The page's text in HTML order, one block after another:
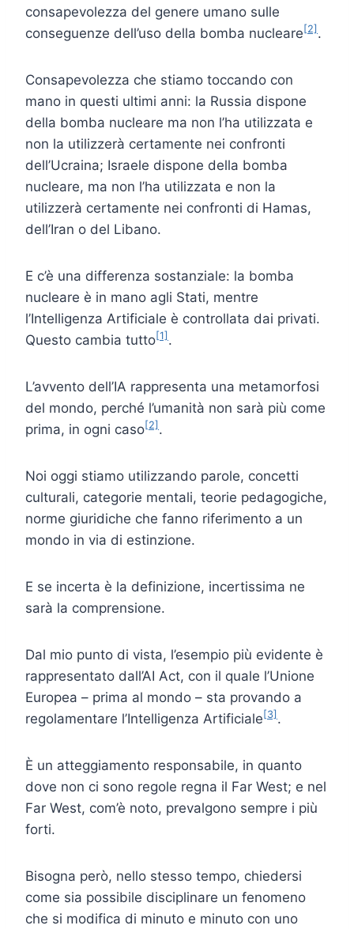
consapevolezza del genere umano sulle
conseguenze dell’uso della bomba nucleare [2] .
Consapevolezza che stiamo toccando con
mano in questi ultimi anni: la Russia dispone
della bomba nucleare ma non l’ha utilizzata e
non la utilizzerà certamente nei confronti
dell’Ucraina; Israele dispone della bomba
nucleare, ma non l’ha utilizzata e non la
utilizzerà certamente nei confronti di Hamas,
dell’Iran o del Libano.
E c’è una differenza sostanziale: la bomba
nucleare è in mano agli Stati, mentre
l’Intelligenza Artificiale è controllata dai privati.
Questo cambia tutto[1] .
L’avvento dell’IA rappresenta una metamorfosi
del mondo, perché l’umanità non sarà più come
prima, in ogni caso[2] .
Noi oggi stiamo utilizzando parole, concetti
culturali, categorie mentali, teorie pedagogiche,
norme giuridiche che fanno riferimento a un
mondo in via di estinzione.
E se incerta è la definizione, incertissima ne
sarà la comprensione.
Dal mio punto di vista, l’esempio più evidente è
rappresentato dall’AI Act, con il quale l’Unione
Europea – prima al mondo – sta provando a
regolamentare l’Intelligenza Artificiale [3] .
È un atteggiamento responsabile, in quanto
dove non ci sono regole regna il Far West; e nel
Far West, com’è noto, prevalgono sempre i più
forti.
Bisogna però, nello stesso tempo, chiedersi
come sia possibile disciplinare un fenomeno
che si modifica di minuto e minuto con uno